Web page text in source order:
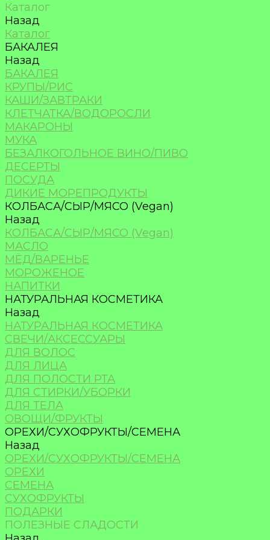
Каталог
Назад
Каталог
БАКАЛЕЯ
Назад
БАКАЛЕЯ
КРУПЫ/РИС
КАШИ/ЗАВТРАКИ
КЛЕТЧАТКА/ВОДОРОСЛИ
МАКАРОНЫ
МУКА
БЕЗАЛКОГОЛЬНОЕ ВИНО/ПИВО
ДЕСЕРТЫ
ПОСУДА
ДИКИЕ МОРЕПРОДУКТЫ
КОЛБАСА/СЫР/МЯСО (Vegan)
Назад
КОЛБАСА/СЫР/МЯСО (Vegan)
МАСЛО
МЁД/ВАРЕНЬЕ
МОРОЖЕНОЕ
НАПИТКИ
НАТУРАЛЬНАЯ КОСМЕТИКА
Назад
НАТУРАЛЬНАЯ КОСМЕТИКА
СВЕЧИ/АКСЕССУАРЫ
ДЛЯ ВОЛОС
ДЛЯ ЛИЦА
ДЛЯ ПОЛОСТИ РТА
ДЛЯ СТИРКИ/УБОРКИ
ДЛЯ ТЕЛА
ОВОЩИ/ФРУКТЫ
ОРЕХИ/СУХОФРУКТЫ/СЕМЕНА
Назад
ОРЕХИ/СУХОФРУКТЫ/СЕМЕНА
ОРЕХИ
СЕМЕНА
СУХОФРУКТЫ
ПОДАРКИ
ПОЛЕЗНЫЕ СЛАДОСТИ